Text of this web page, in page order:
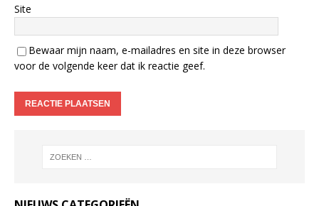
Site
Bewaar mijn naam, e-mailadres en site in deze browser
voor de volgende keer dat ik reactie geef.